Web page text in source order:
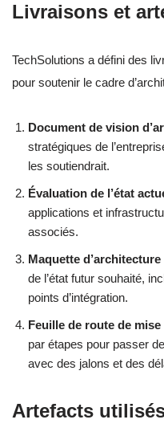
Livraisons et
TechSolutions a défini des
pour soutenir le cadre
Document de vision
stratégiques de
les soutiendrait.
Évaluation de l’état
applications et
associés.
Maquette
de l’état futur souhaité,
points d’intégration.
Feuille de route de
par étapes pour passer
avec des jalons et des
Artefacts